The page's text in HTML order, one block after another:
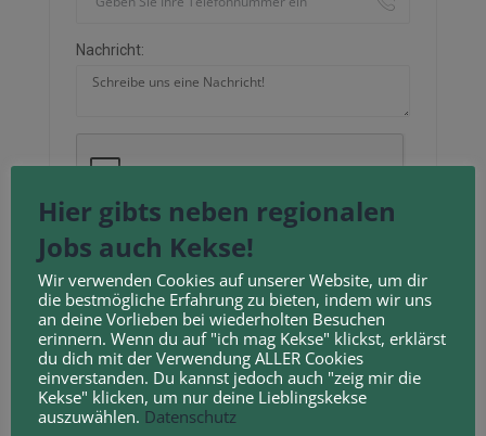
Nachricht:
Durch Anklicken des Kontrollkästchens erklären
Sie sich mit unserenGeschäftsbedingungenund
Datenschutzbestimmungeneinverstanden.
Hier gibts neben regionalen
Jobs auch Kekse!
Wir verwenden Cookies auf unserer Website, um dir
die bestmögliche Erfahrung zu bieten, indem wir uns
an deine Vorlieben bei wiederholten Besuchen
erinnern. Wenn du auf "ich mag Kekse" klickst, erklärst
du dich mit der Verwendung ALLER Cookies
einverstanden. Du kannst jedoch auch "zeig mir die
Kekse" klicken, um nur deine Lieblingskekse
auszuwählen. Datenschutz